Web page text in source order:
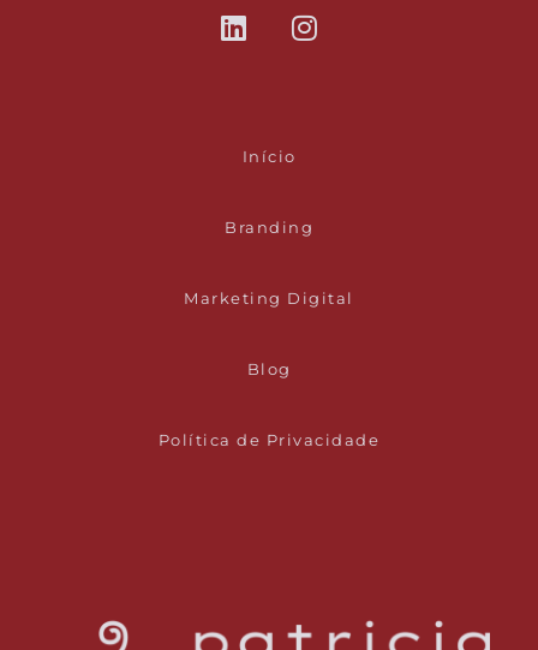
Início
Branding
Marketing Digital
Blog
Política de Privacidade